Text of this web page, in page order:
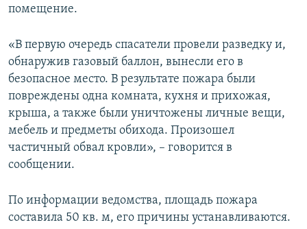
помещение.
«В первую очередь спасатели провели разведку и,
обнаружив газовый баллон, вынесли его в
безопасное место. В результате пожара были
повреждены одна комната, кухня и прихожая,
крыша, а также были уничтожены личные вещи,
мебель и предметы обихода. Произошел
частичный обвал кровли», – говорится в
сообщении.
По информации ведомства, площадь пожара
составила 50 кв. м, его причины устанавливаются.